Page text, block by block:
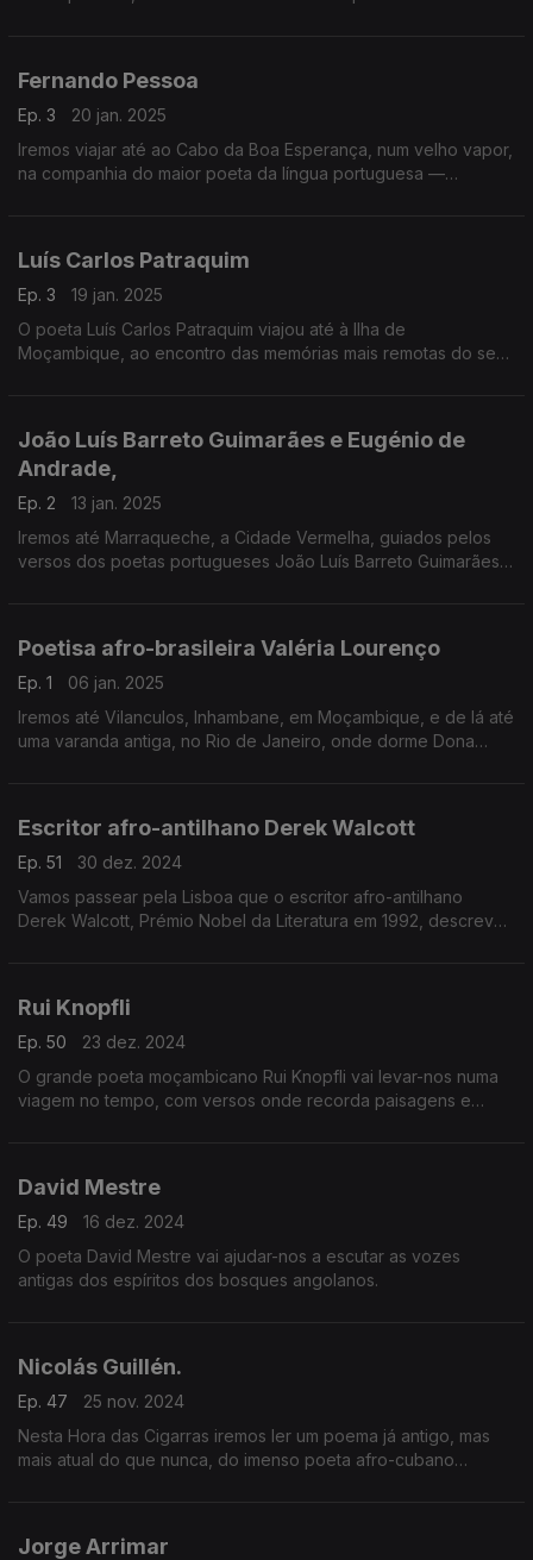
Fernando Pessoa
Ep. 3
20 jan. 2025
Iremos viajar até ao Cabo da Boa Esperança, num velho vapor,
na companhia do maior poeta da língua portuguesa —
Luís Carlos Patraquim
Ep. 3
19 jan. 2025
O poeta Luís Carlos Patraquim viajou até à Ilha de
Moçambique, ao encontro das memórias mais remotas do seu
João Luís Barreto Guimarães e Eugénio de
Andrade,
Ep. 2
13 jan. 2025
Iremos até Marraqueche, a Cidade Vermelha, guiados pelos
versos dos poetas portugueses João Luís Barreto Guimarães e
Poetisa afro-brasileira Valéria Lourenço
Ep. 1
06 jan. 2025
Iremos até Vilanculos, Inhambane, em Moçambique, e de lá até
uma varanda antiga, no Rio de Janeiro, onde dorme Dona
Escritor afro-antilhano Derek Walcott
Ep. 51
30 dez. 2024
Vamos passear pela Lisboa que o escritor afro-antilhano
Derek Walcott, Prémio Nobel da Literatura em 1992, descreve
Rui Knopfli
Ep. 50
23 dez. 2024
O grande poeta moçambicano Rui Knopfli vai levar-nos numa
viagem no tempo, com versos onde recorda paisagens e
David Mestre
Ep. 49
16 dez. 2024
O poeta David Mestre vai ajudar-nos a escutar as vozes
antigas dos espíritos dos bosques angolanos.
Nicolás Guillén.
Ep. 47
25 nov. 2024
Nesta Hora das Cigarras iremos ler um poema já antigo, mas
mais atual do que nunca, do imenso poeta afro-cubano
Jorge Arrimar